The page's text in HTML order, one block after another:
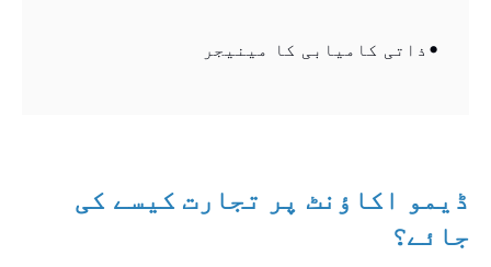
ذاتی کامیابی کا مینیجر
ڈیمو اکاؤنٹ پر تجارت کیسے کی
جائے؟